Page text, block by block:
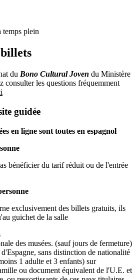
temps plein
du Bono Cultural Joven du Ministère
consulter les questions fréquemment
guidée
en ligne sont toutes en espagnol
bénéficier du tarif réduit ou de l'entrée
exclusivement des billets gratuits, ils
guichet de la salle
des musées. (sauf jours de fermeture)
sans distinction de nationalité
1 adulte et 3 enfants) sur
ou document équivalent de l'U.E. et